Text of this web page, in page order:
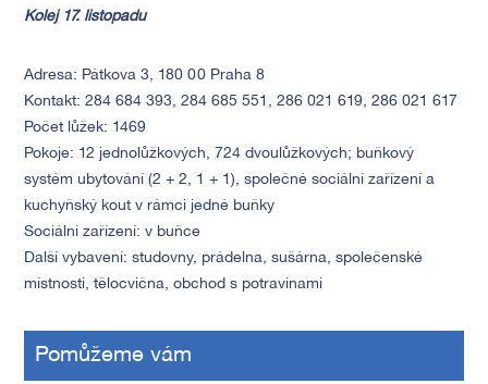
Kolej 17. listopadu
Adresa: Pátkova 3, 180 00 Praha 8
Kontakt: 284 684 393, 284 685 551, 286 021 619, 286 021 617
Počet lůžek: 1469
Pokoje: 12 jednolůžkových, 724 dvoulůžkových; buňkový
systém ubytování (2 + 2, 1 + 1), společné sociální zařízení a
kuchyňský kout v rámci jedné buňky
Sociální zařízení: v buňce
Další vybavení: studovny, prádelna, sušárna, společenské
místnosti, tělocvična, obchod s potravinami
Pomůžeme vám